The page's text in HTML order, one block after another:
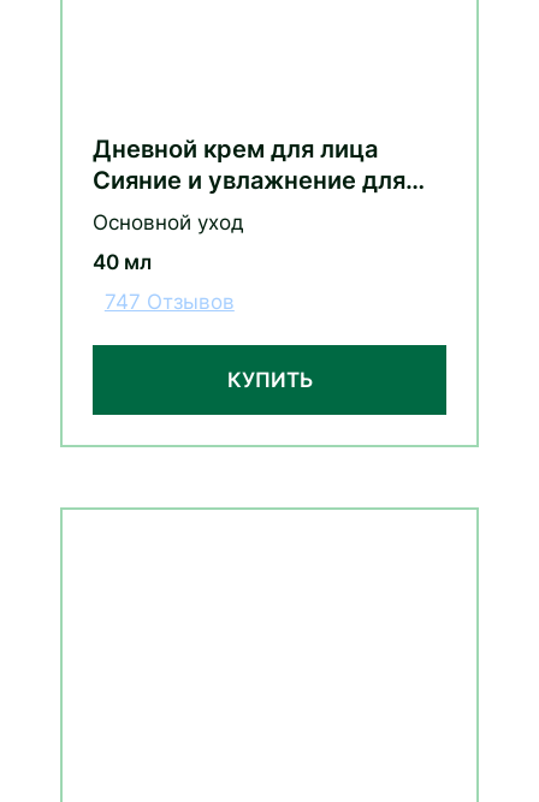
Дневной крем для лица
Сияние и увлажнение для
сухой кожи с гиалуроном и
экстрактом розы
Основной уход
40 мл
747 Отзывов
КУПИТЬ